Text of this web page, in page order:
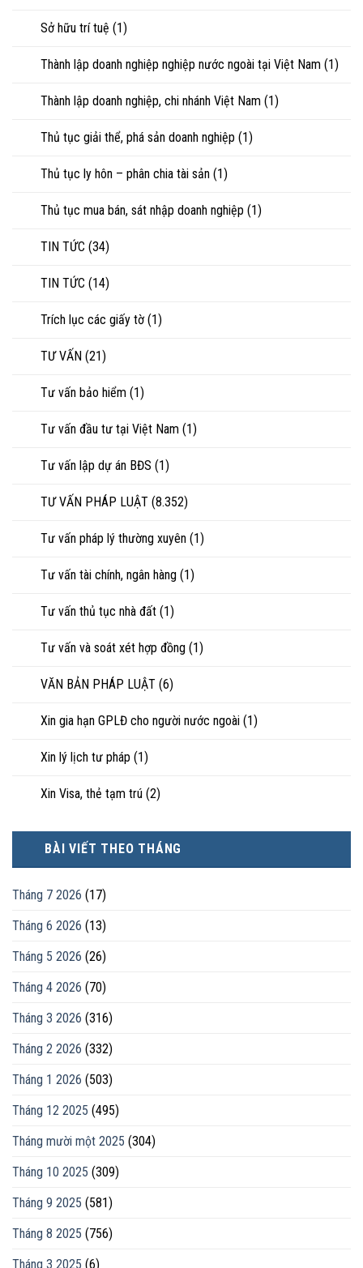
Sở hữu trí tuệ (1)
Thành lập doanh nghiệp nghiệp nước ngoài tại Việt Nam (1)
Thành lập doanh nghiệp, chi nhánh Việt Nam (1)
Thủ tục giải thể, phá sản doanh nghiệp (1)
Thủ tục ly hôn – phân chia tài sản (1)
Thủ tục mua bán, sát nhập doanh nghiệp (1)
TIN TỨC (34)
TIN TỨC (14)
Trích lục các giấy tờ (1)
TƯ VẤN (21)
Tư vấn bảo hiểm (1)
Tư vấn đầu tư tại Việt Nam (1)
Tư vấn lập dự án BĐS (1)
TƯ VẤN PHÁP LUẬT (8.352)
Tư vấn pháp lý thường xuyên (1)
Tư vấn tài chính, ngân hàng (1)
Tư vấn thủ tục nhà đất (1)
Tư vấn và soát xét hợp đồng (1)
VĂN BẢN PHÁP LUẬT (6)
Xin gia hạn GPLĐ cho người nước ngoài (1)
Xin lý lịch tư pháp (1)
Xin Visa, thẻ tạm trú (2)
BÀI VIẾT THEO THÁNG
Tháng 7 2026 (17)
Tháng 6 2026 (13)
Tháng 5 2026 (26)
Tháng 4 2026 (70)
Tháng 3 2026 (316)
Tháng 2 2026 (332)
Tháng 1 2026 (503)
Tháng 12 2025 (495)
Tháng mười một 2025 (304)
Tháng 10 2025 (309)
Tháng 9 2025 (581)
Tháng 8 2025 (756)
Tháng 3 2025 (6)